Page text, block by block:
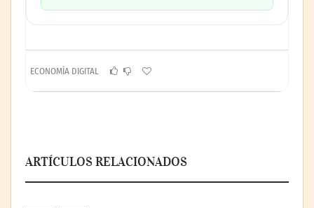
ECONOMÍA DIGITAL
ARTÍCULOS RELACIONADOS